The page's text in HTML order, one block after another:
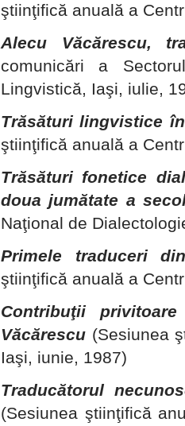
ştiinţifică anuală a
Alecu Văcărescu,
comunicări a
Lingvistică, Iaşi, iulie,
Trăsături lingvistice
ştiinţifică anuală a
Trăsături fonetice
doua jumătate a
Naţional de
Primele traduceri
ştiinţifică anuală a
Contribuţii
Văcărescu (Sesiunea
Iaşi, iunie, 1987)
Traducătorul
(Sesiunea ştiinţifică